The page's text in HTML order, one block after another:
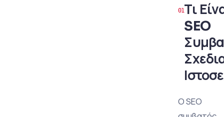
Τι
SEO
Ο SEO